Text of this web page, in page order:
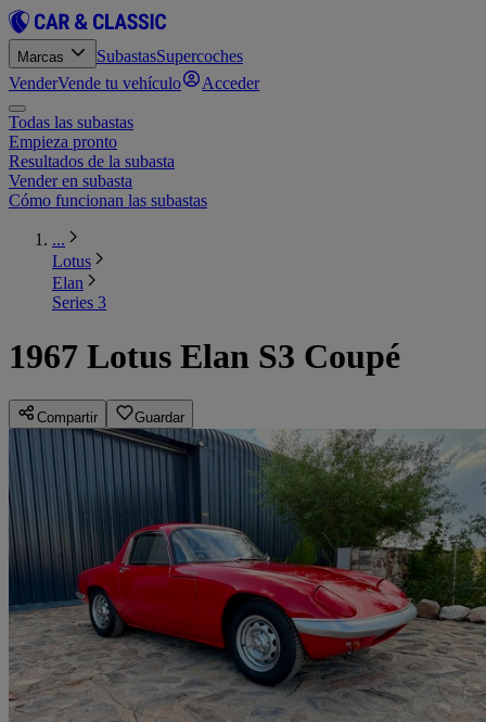
Marcas SubastasSupercoches
VenderVende tu vehículo Acceder
Todas las subastas
Empieza pronto
Resultados de la subasta
Vender en subasta
Cómo funcionan las subastas
...
Lotus
Elan
Series 3
1967 Lotus Elan S3 Coupé
Compartir Guardar